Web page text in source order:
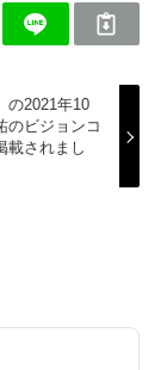
の2021年10
のビジョンコ
載されまし